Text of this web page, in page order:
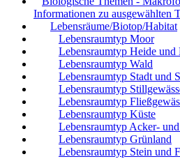
Informationen zu ausgewählten
Lebensräume/Biotop/Habitat
Lebensraumtyp Moor
Lebensraumtyp Heide und
Lebensraumtyp Wald
Lebensraumtyp Stadt und
Lebensraumtyp
Lebensraumtyp
Lebensraumtyp Küste
Lebensraumtyp Acker-
Lebensraumtyp Grünland
Lebensraumtyp Stein und